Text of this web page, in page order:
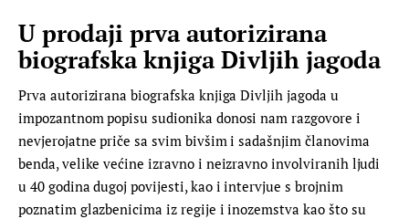
U prodaji prva autorizirana
biografska knjiga Divljih jagoda
Prva autorizirana biografska knjiga Divljih jagoda u
impozantnom popisu sudionika donosi nam razgovore i
nevjerojatne priče sa svim bivšim i sadašnjim članovima
benda, velike većine izravno i neizravno involviranih ljudi
u 40 godina dugoj povijesti, kao i intervjue s brojnim
poznatim glazbenicima iz regije i inozemstva kao što su